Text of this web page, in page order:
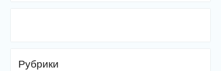
Рубрики